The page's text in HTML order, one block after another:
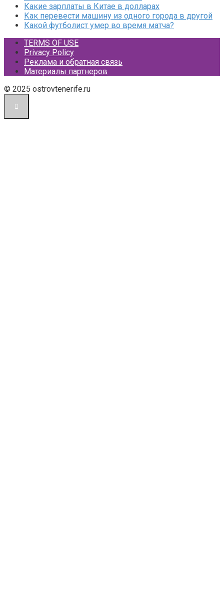
Какие зарплаты в Китае в долларах
Как перевести машину из одного города в другой
Какой футболист умер во время матча?
TERMS OF USE
Privacy Policy
Реклама и обратная связь
Материалы партнеров
© 2025 ostrovtenerife.ru